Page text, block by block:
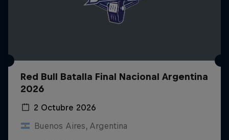
Red Bull Batalla Final Nacional Argentina
2026
2 Octubre 2026
Buenos Aires, Argentina